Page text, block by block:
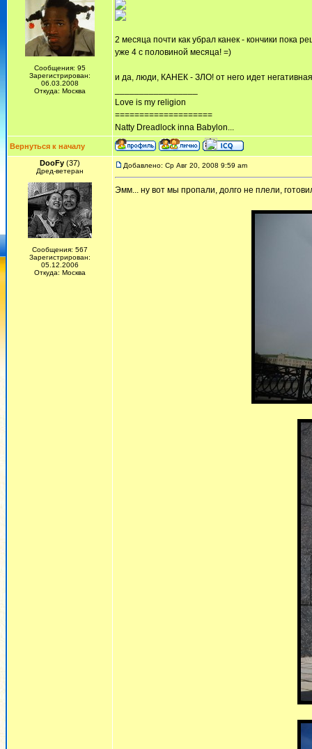
Сообщения: 95
Зарегистрирован:
06.03.2008
Откуда: Москва
2 месяца почти как убрал канек - кончики пока
уже 4 с половиной месяца! =)
и да, люди, КАНЕК - ЗЛО! от него идет
Love is my religion
====================
Natty Dreadlock inna Babylon...
Вернуться к началу
DooFy (37)
Дред-ветеран
Сообщения: 567
Зарегистрирован:
05.12.2006
Откуда: Москва
Добавлено: Ср Авг 20, 2008 9:59 am
Эмм... ну вот мы пропали, долго не плели,